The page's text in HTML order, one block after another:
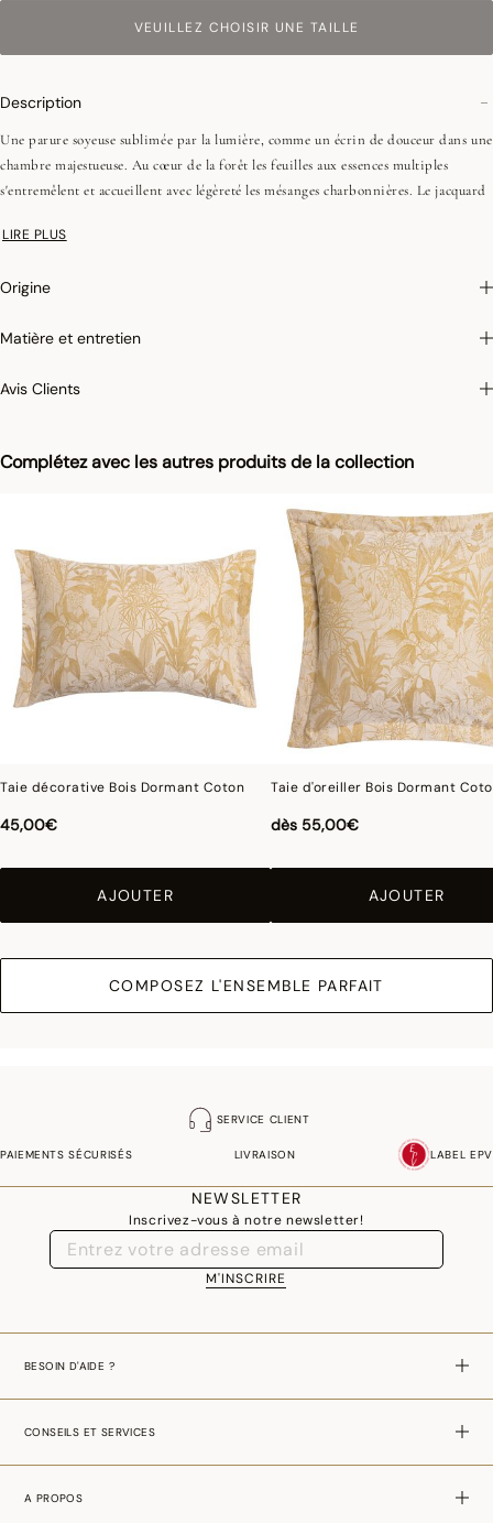
VEUILLEZ CHOISIR UNE TAILLE
Complétez avec les autres produits de la collection
Taie décorative Bois Dormant Coton
45,00€
AJOUTER
Taie d'oreiller Bois Dormant
dès 55,00€
AJOUTER
COMPOSEZ L'ENSEMBLE PARFAIT
Description
Une parure soyeuse sublimée par la lumière, comme un écrin de douceur dans une
chambre majestueuse. Au cœur de la forêt les feuilles aux essences multiples
s'entremêlent et accueillent avec légèreté les mésanges charbonnières. Le jacquard
de la matière. Une création raffinée, pensée comme une parenthèse d'élégance et
•Fils peignés (longues fibres)
•Verso : satin de coton, teint en pièce
•Fermeture boutons effet nacre invisibles
On aime : l'élégance du jacquard ivoire et ocre, sublimée par les taies et le couvre-
lit Bois Dormant assortis pour une chambre au charme majestueux.
Photographies :les photographies sont les plus fidèles possibles mais ne peuvent
assurer une similitude parfaite avec le produit vendu, notamment en ce qui
concerne les couleurs.
LIRE PLUS
Origine
Matière et entretien
Avis Clients
SERVICE CLIENT
PAIEMENTS SÉCURISÉS LIVRAISON LABEL EPV
NEWSLETTER
Inscrivez-vous à notre newsletter!
M'INSCRIRE
BESOIN D'AIDE ?
CONSEILS ET SERVICES
A PROPOS